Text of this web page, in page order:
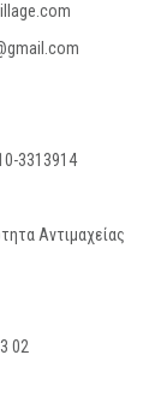
3313914
Αντιμαχείας
02